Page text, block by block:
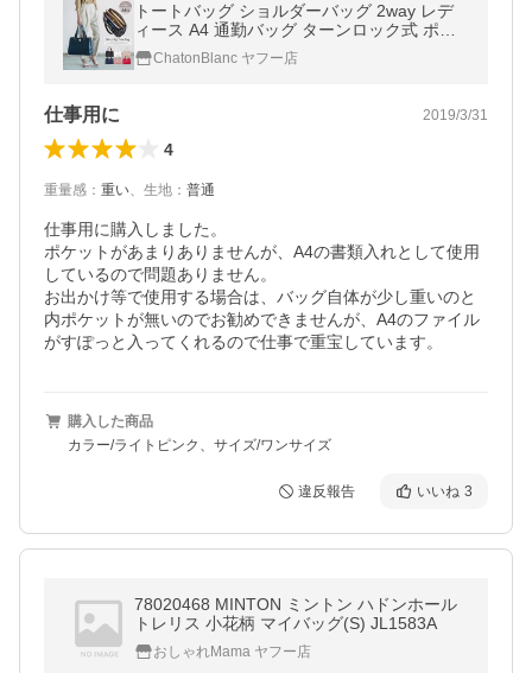
トートバッグ ショルダーバッグ 2way レデ
ィース A4 通勤バッグ ターンロック式 ポケ
ット 大きめ 収納 通学 マチ幅 ストラップ付
き かばん 鞄
ChatonBlanc ヤフー店
仕事用に 2019/3/31
4
重量感 ： 重い、 生地 ： 普通
仕事用に購入しました。
ポケットがあまりありませんが、A4の書類入れとして使用
しているので問題ありません。
お出かけ等で使用する場合は、バッグ自体が少し重いのと
内ポケットが無いのでお勧めできませんが、A4のファイル
がすぽっと入ってくれるので仕事で重宝しています。
購入した商品
カラー/ライトピンク、サイズ/ワンサイズ
違反報告 いいね 3
78020468 MINTON ミントン ハドンホール
トレリス 小花柄 マイバッグ(S) JL1583A
おしゃれMama ヤフー店